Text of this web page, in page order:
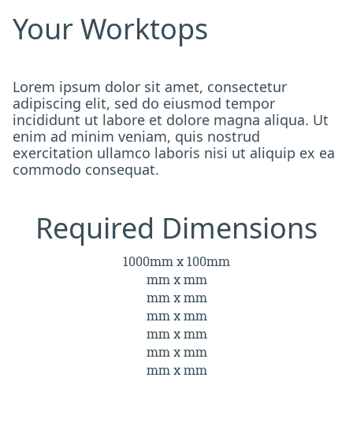
Your Worktops
Lorem ipsum dolor sit amet, consectetur
adipiscing elit, sed do eiusmod tempor
incididunt ut labore et dolore magna aliqua. Ut
enim ad minim veniam, quis nostrud
exercitation ullamco laboris nisi ut aliquip ex ea
commodo consequat.
Required Dimensions
1000mm x 100mm
mm x mm
mm x mm
mm x mm
mm x mm
mm x mm
mm x mm